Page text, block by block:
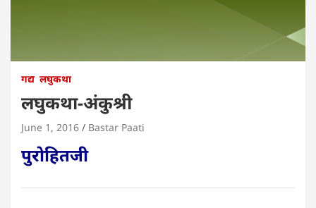
गद्य लघुकथा
लघुकथा-अंकुश्री
June 1, 2016 Bastar Paati
पुरोहितजी